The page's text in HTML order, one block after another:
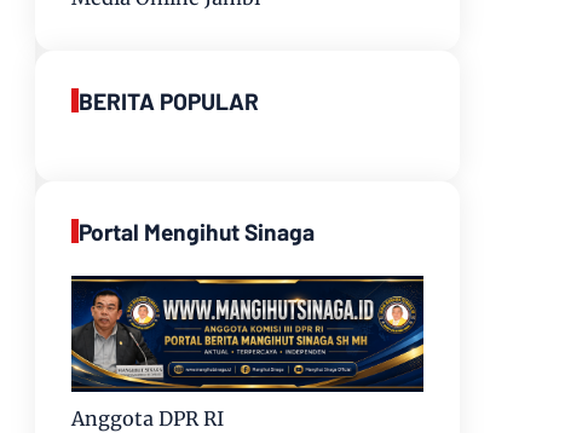
BERITA POPULAR
Portal Mengihut Sinaga
Anggota DPR RI